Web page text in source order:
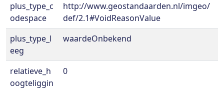
plus_type_c
odespace
http://www.geostandaarden.nl/imgeo/
def/2.1#VoidReasonValue
plus_type_l
eeg
waardeOnbekend
relatieve_h
oogteliggin
0